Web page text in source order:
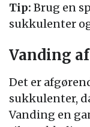
Tip: Brug en
sukkulenter
Vanding
Det er
sukkulenter,
Vanding en